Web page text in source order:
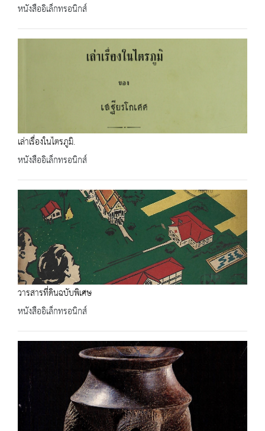
หนังสืออิเล็กทรอนิกส์
เล่าเรื่องในไตรภูมิ.
หนังสืออิเล็กทรอนิกส์
วารสารที่ดินฉบับพิเศษ
หนังสืออิเล็กทรอนิกส์